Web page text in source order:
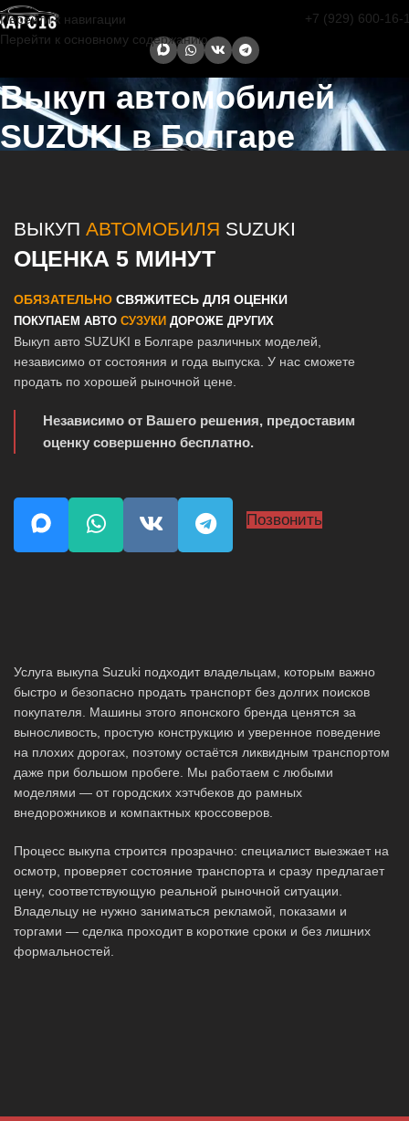
Перейти к навигации
Перейти к основному содержанию
+7 (929) 600-16-
Выкуп автомобилей
SUZUKI в Болгаре
ВЫКУП АВТОМОБИЛЯ SUZUKI
ОЦЕНКА 5 МИНУТ
ОБЯЗАТЕЛЬНО СВЯЖИТЕСЬ ДЛЯ ОЦЕНКИ
ПОКУПАЕМ АВТО СУЗУКИ ДОРОЖЕ ДРУГИХ
Выкуп авто SUZUKI в Болгаре различных моделей,
независимо от состояния и года выпуска. У нас сможете
продать по хорошей рыночной цене.
Независимо от Вашего решения, предоставим
оценку совершенно бесплатно.
Позвонить
Услуга выкупа Suzuki подходит владельцам, которым важно
быстро и безопасно продать транспорт без долгих поисков
покупателя. Машины этого японского бренда ценятся за
выносливость, простую конструкцию и уверенное поведение
на плохих дорогах, поэтому остаётся ликвидным транспортом
даже при большом пробеге. Мы работаем с любыми
моделями — от городских хэтчбеков до рамных
внедорожников и компактных кроссоверов.
Процесс выкупа строится прозрачно: специалист выезжает на
осмотр, проверяет состояние транспорта и сразу предлагает
цену, соответствующую реальной рыночной ситуации.
Владельцу не нужно заниматься рекламой, показами и
торгами — сделка проходит в короткие сроки и без лишних
формальностей.